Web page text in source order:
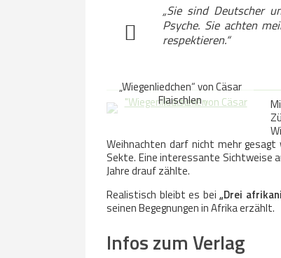
„Sie sind Deutscher
Psyche. Sie achten
respektieren.“
„Wiegenliedchen“ von Cäsar
Flaischlen
Weihnachten darf nicht mehr gesagt
Sekte. Eine interessante Sichtweise
Jahre drauf zählte.
Realistisch bleibt es bei „Drei
seinen Begegnungen in Afrika erzählt.
Infos zum Verlag